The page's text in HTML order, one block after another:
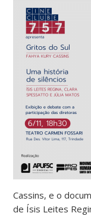
Cassins, e o
de Ísis Leites